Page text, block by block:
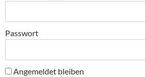
Passwort
Angemeldet bleiben